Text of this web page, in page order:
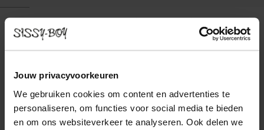
Jouw privacyvoorkeuren
We gebruiken cookies om content en advertenties te
personaliseren, om functies voor social media te bieden
en om ons websiteverkeer te analyseren. Ook delen we
1799.00
3-zits bank uit de Countess serie van Sissy-Boy. De serie bestaat
samenstellen naar jouw wensen en de ruimte die je hebt. Door de
lage zitting geeft de Countess bank je...Lees meer